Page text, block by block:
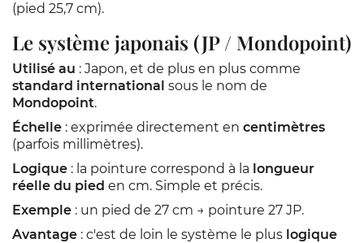
(pied 25,7 cm).
Le système japonais (JP / Mondopoint)
Utilisé au : Japon, et de plus en plus comme
standard international sous le nom de
Mondopoint.
Échelle : exprimée directement en centimètres
(parfois millimètres).
Logique : la pointure correspond à la longueur
réelle du pied en cm. Simple et précis.
Exemple : un pied de 27 cm → pointure 27 JP.
Avantage : c'est de loin le système le plus logique